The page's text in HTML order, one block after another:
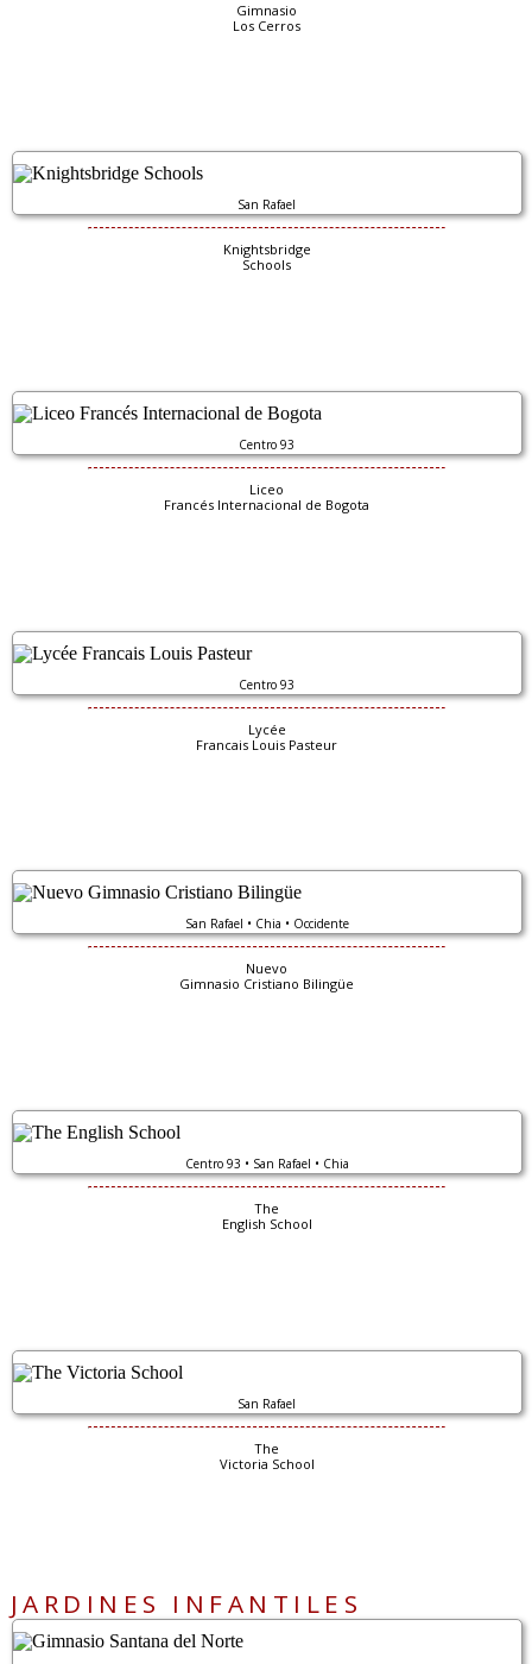
Gimnasio
Los Cerros
San Rafael
Knightsbridge
Schools
Centro 93
Liceo
Francés Internacional de Bogota
Centro 93
Lycée
Francais Louis Pasteur
San Rafael • Chia • Occidente
Nuevo
Gimnasio Cristiano Bilingüe
Centro 93 • San Rafael • Chia
The
English School
San Rafael
The
Victoria School
JARDINES INFANTILES